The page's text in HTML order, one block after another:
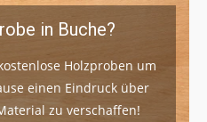
in Buche?
Holzproben um
einen Eindruck über
zu verschaffen!